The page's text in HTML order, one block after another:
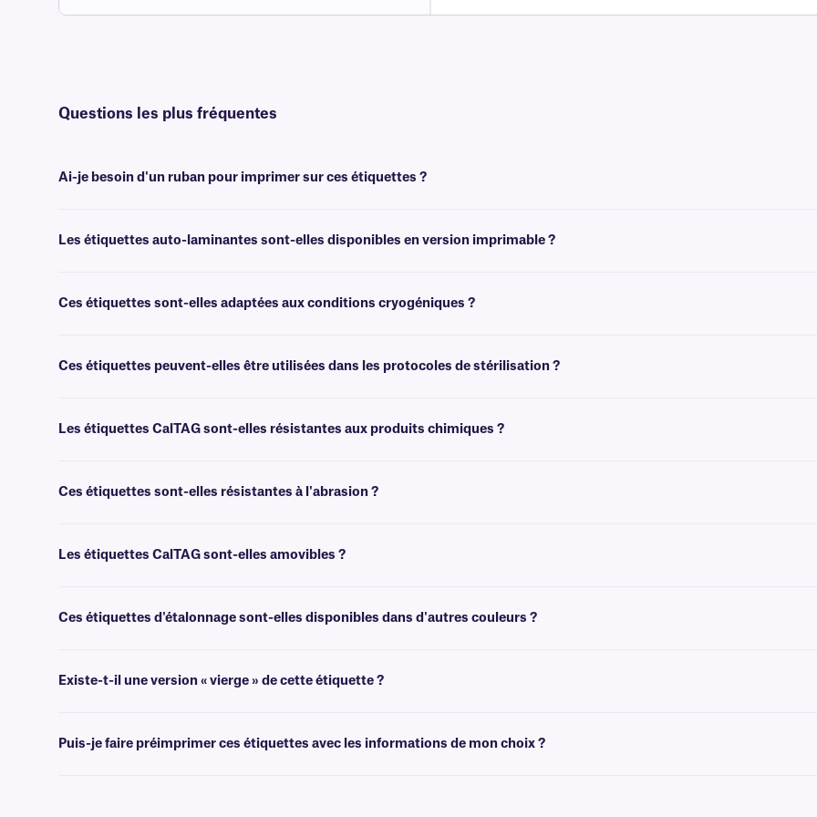
Questions les plus fréquentes
Ai-je besoin d'un ruban pour imprimer sur ces étiquettes ?
Les étiquettes auto-laminantes sont-elles disponibles en version imprimable ?
Ces étiquettes sont-elles adaptées aux conditions cryogéniques ?
Ces étiquettes peuvent-elles être utilisées dans les protocoles de stérilisation ?
Les étiquettes CalTAG sont-elles résistantes aux produits chimiques ?
Ces étiquettes sont-elles résistantes à l'abrasion ?
Les étiquettes CalTAG sont-elles amovibles ?
Ces étiquettes d'étalonnage sont-elles disponibles dans d'autres couleurs ?
Existe-t-il une version « vierge » de cette étiquette ?
Puis-je faire préimprimer ces étiquettes avec les informations de mon choix ?